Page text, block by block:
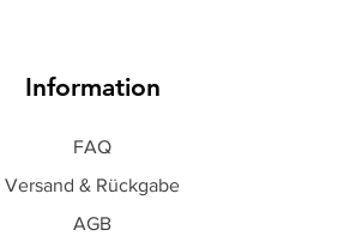
Information
FAQ
Versand & Rückgabe
AGB